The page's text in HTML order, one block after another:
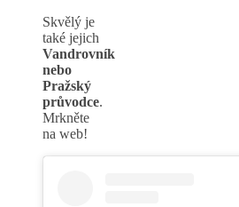
Skvělý je
také jejich
Vandrovník
nebo
Pražský
průvodce.
Mrkněte
na web!